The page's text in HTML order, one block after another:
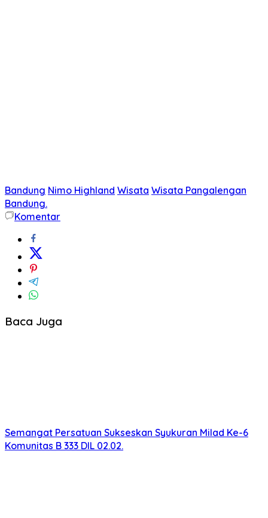
Bandung Nimo Highland Wisata Wisata Pangalengan
Bandung.
Komentar
Baca Juga
Semangat Persatuan Sukseskan Syukuran Milad Ke-6
Komunitas B 333 DIL 02.02.